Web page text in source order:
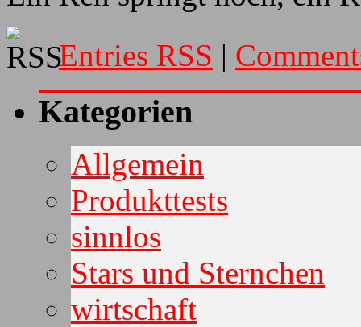
Entries RSS |
Kategorien
Allgemein
Produkttests
sinnlos
Stars und Sternchen
wirtschaft